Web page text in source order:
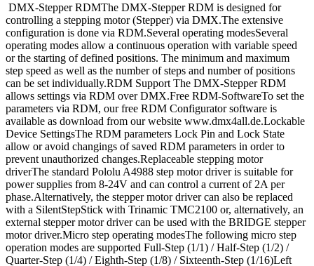
DMX-Stepper RDMThe DMX-Stepper RDM is designed for
controlling a stepping motor (Stepper) via DMX.The extensive
configuration is done via RDM.Several operating modesSeveral
operating modes allow a continuous operation with variable speed
or the starting of defined positions. The minimum and maximum
step speed as well as the number of steps and number of positions
can be set individually.RDM Support The DMX-Stepper RDM
allows settings via RDM over DMX.Free RDM-SoftwareTo set the
parameters via RDM, our free RDM Configurator software is
available as download from our website www.dmx4all.de.Lockable
Device SettingsThe RDM parameters Lock Pin and Lock State
allow or avoid changings of saved RDM parameters in order to
prevent unauthorized changes.Replaceable stepping motor
driverThe standard Pololu A4988 step motor driver is suitable for
power supplies from 8-24V and can control a current of 2A per
phase.Alternatively, the stepper motor driver can also be replaced
with a SilentStepStick with Trinamic TMC2100 or, alternatively, an
external stepper motor driver can be used with the BRIDGE stepper
motor driver.Micro step operating modesThe following micro step
operation modes are supported Full-Step (1/1) / Half-Step (1/2) /
Quarter-Step (1/4) / Eighth-Step (1/8) / Sixteenth-Step (1/16)Left